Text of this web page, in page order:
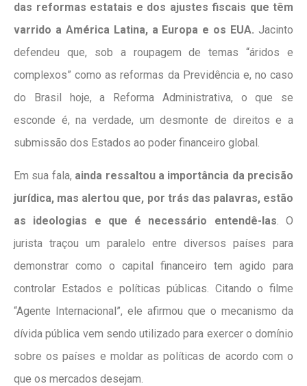
das reformas estatais e dos ajustes fiscais que têm
varrido a América Latina, a Europa e os EUA. Jacinto
defendeu que, sob a roupagem de temas “áridos e
complexos” como as reformas da Previdência e, no caso
do Brasil hoje, a Reforma Administrativa, o que se
esconde é, na verdade, um desmonte de direitos e a
submissão dos Estados ao poder financeiro global.
Em sua fala, ainda ressaltou a importância da precisão
jurídica, mas alertou que, por trás das palavras, estão
as ideologias e que é necessário entendê-las . O
jurista traçou um paralelo entre diversos países para
demonstrar como o capital financeiro tem agido para
controlar Estados e políticas públicas. Citando o filme
“Agente Internacional”, ele afirmou que o mecanismo da
dívida pública vem sendo utilizado para exercer o domínio
sobre os países e moldar as políticas de acordo com o
que os mercados desejam.